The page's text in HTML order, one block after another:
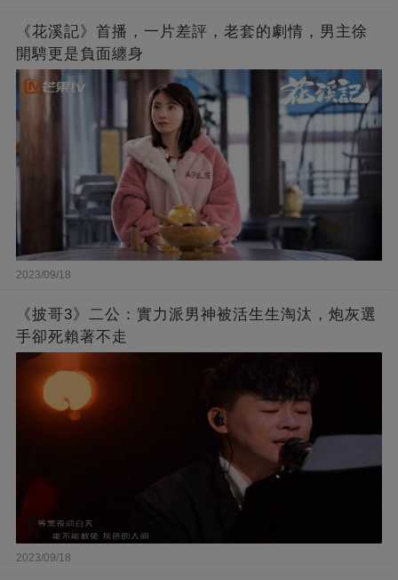
《花溪記》首播，一片差評，老套的劇情，男主徐
開騁更是負面纏身
2023/09/18
《披哥3》二公：實力派男神被活生生淘汰，炮灰選
手卻死賴著不走
2023/09/18